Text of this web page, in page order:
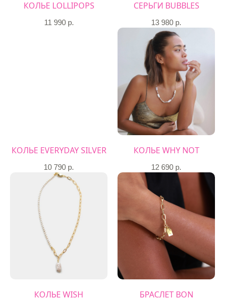
КОЛЬЕ LOLLIPOPS
11 990 р.
CЕРЬГИ BUBBLES
13 980 р.
КОЛЬЕ EVERYDAY SILVER
10 790 р.
КОЛЬЕ WHY NOT
12 690 р.
КОЛЬЕ WISH БРАСЛЕТ BON